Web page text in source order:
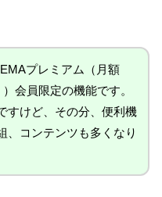
プレミアム（月額
会員限定の機能です。
すけど、その分、便利機
、コンテンツも多くなり